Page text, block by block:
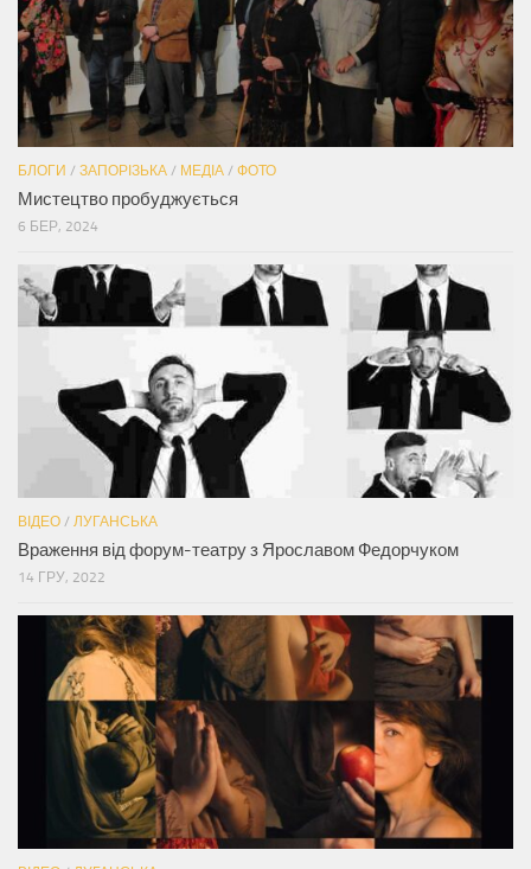
БЛОГИ / ЗАПОРІЗЬКА / МЕДІА / ФОТО
Мистецтво пробуджується
6 БЕР, 2024
ВІДЕО / ЛУГАНСЬКА
Враження від форум-театру з Ярославом Федорчуком
14 ГРУ, 2022